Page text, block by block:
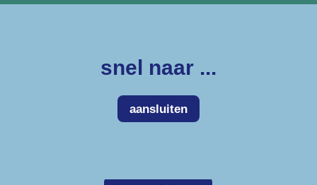
snel naar ...
aansluiten